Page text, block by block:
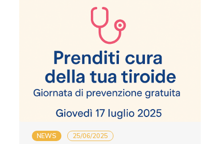
NEWS 25/06/2025